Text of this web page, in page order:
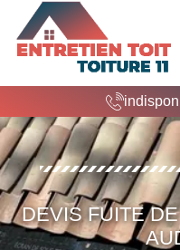
DEVIS FUITE